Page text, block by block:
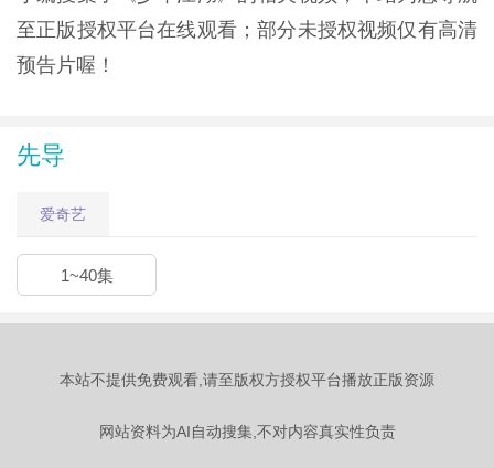
至正版授权平台在线观看；部分未授权视频仅有高清
预告片喔！
先导
爱奇艺
1~40集
本站不提供免费观看,请至版权方授权平台播放正版资源
网站资料为AI自动搜集,不对内容真实性负责